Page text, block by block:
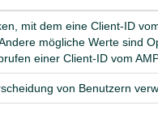
mit dem eine Client-ID
mögliche Werte sind
einer Client-ID vom
von Benutzern